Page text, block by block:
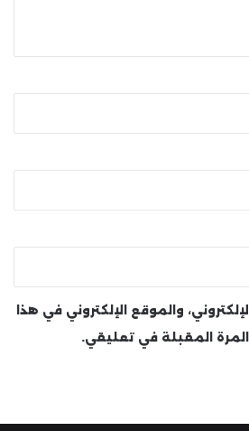
والموقع الإلكتروني في هذا
المقبلة في تعليقي.